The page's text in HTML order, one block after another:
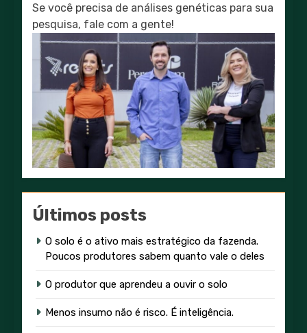
Se você precisa de análises genéticas para sua
pesquisa, fale com a gente!
Últimos posts
O solo é o ativo mais estratégico da fazenda.
Poucos produtores sabem quanto vale o deles
O produtor que aprendeu a ouvir o solo
Menos insumo não é risco. É inteligência.